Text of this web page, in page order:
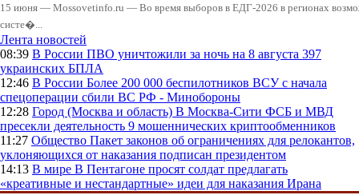
15 июня — Mossovetinfo.ru — Во время выборов в ЕДГ-2026 в регионах
систе�...
Лента новостей
08:39 В России ПВО уничтожили за ночь на 8 августа 397
украинских БПЛА
12:46 В России Более 200 000 беспилотников ВСУ с начала
спецоперации сбили ВС РФ - Минобороны
12:28 Город (Москва и область) В Москва-Сити ФСБ и МВД
пресекли деятельность 9 мошеннических криптообменников
11:27 Общество Пакет законов об ограничениях для релокантов,
уклоняющихся от наказания подписан президентом
14:13 В мире В Пентагоне просят солдат предлагать
«креативные и нестандартные» идеи для наказания Ирана